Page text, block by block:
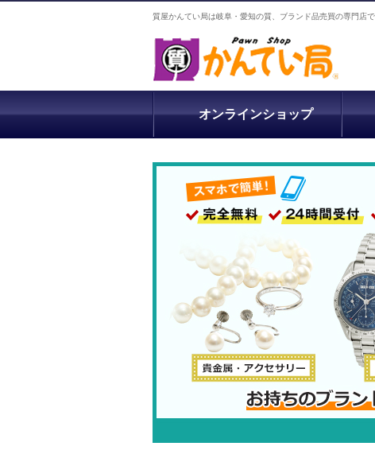
質屋かんてい局は岐阜・愛知の質、ブランド品売買の専門店
オンラインショップ